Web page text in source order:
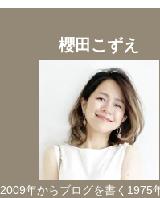
櫻田こずえ
2009年からブログを書く1975